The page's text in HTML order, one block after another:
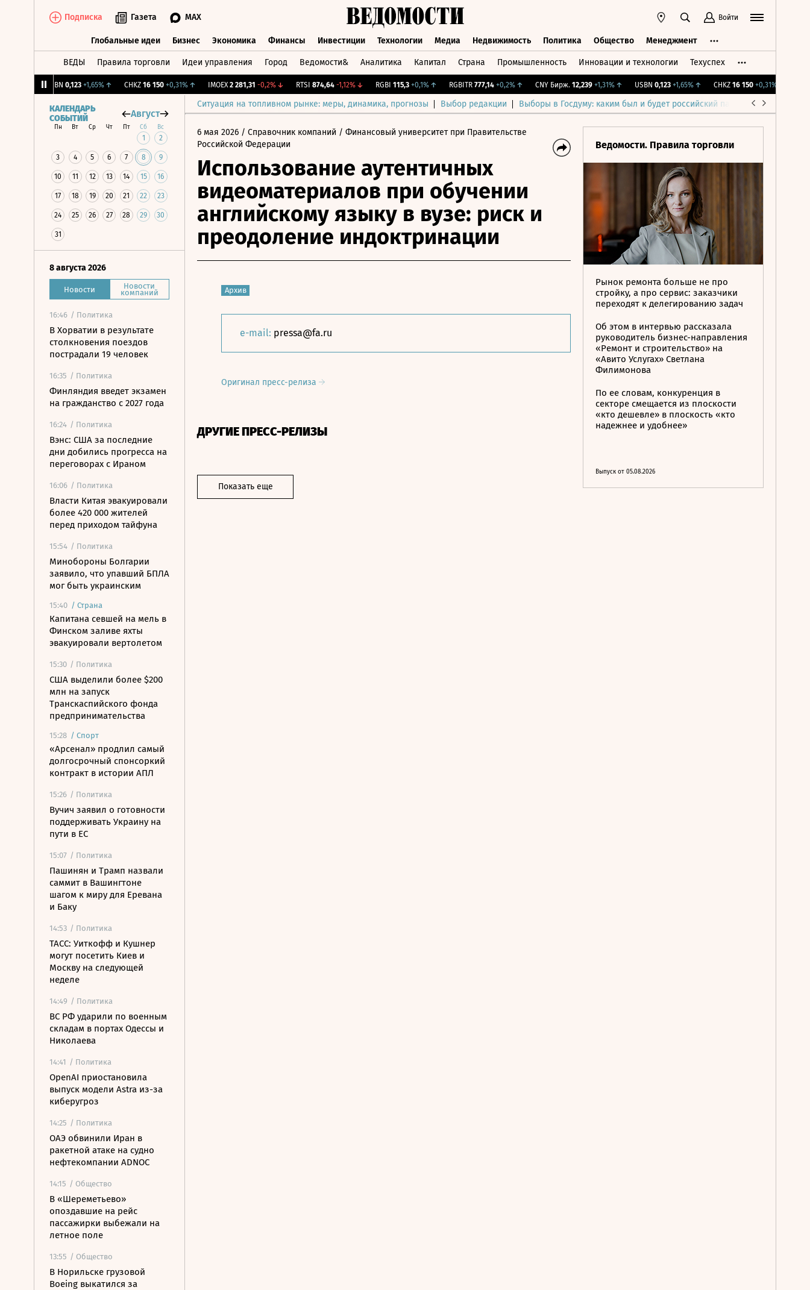
Подписка Газета MAX Войти
Глобальные идеи Бизнес Экономика Финансы Инвестиции Технологии Медиа Недвижимость Политика Общество Менеджмент
ВЕДЫ Правила торговли Идеи управления Город Ведомости& Аналитика Капитал Страна Промышленность Инновации и технологии Техуспех
0,123 +1,65%↑ CHKZ 16 150 +0,31%↑ IMOEX 2 281,31 -0,2%↓ RTSI 874,64 -1,12%↓ RGBI 115,3 +0,1%↑ RGBITR 777,14 +0,2%↑ CNY Бирж. 12,239 +1,31%↑ USBN 0,123 +1,65%↑ CHKZ 16 150 +0,31%↑
Ситуация на топливном рынке: меры, динамика, прогнозы Выбор редакции Выборы в Госдуму: каким был и будет российский парламент
КАЛЕНДАРЬ
СОБЫТИЙ
Август
Пн Вт Ср Чт Пт Сб Вс
1 2
3 4 5 6 7 8 9
10 11 12 13 14 15 16
17 18 19 20 21 22 23
24 25 26 27 28 29 30
31
8 августа 2026
Новости Новости
компаний
16:46 / Политика
В Хорватии в результате
столкновения поездов
пострадали 19 человек
16:35 / Политика
Финляндия введет экзамен
на гражданство с 2027 года
16:24 / Политика
Вэнс: США за последние
дни добились прогресса на
переговорах с Ираном
16:06 / Политика
Власти Китая эвакуировали
более 420 000 жителей
перед приходом тайфуна
15:54 / Политика
Минобороны Болгарии
заявило, что упавший БПЛА
мог быть украинским
15:40 / Страна
Капитана севшей на мель в
Финском заливе яхты
эвакуировали вертолетом
15:30 / Политика
США выделили более $200
млн на запуск
Транскаспийского фонда
предпринимательства
15:28 / Спорт
«Арсенал» продлил самый
долгосрочный спонсоркий
контракт в истории АПЛ
15:26 / Политика
Вучич заявил о готовности
поддерживать Украину на
пути в ЕС
15:07 / Политика
Пашинян и Трамп назвали
саммит в Вашингтоне
шагом к миру для Еревана
и Баку
14:53 / Политика
ТАСС: Уиткофф и Кушнер
могут посетить Киев и
Москву на следующей
неделе
14:49 / Политика
ВС РФ ударили по военным
складам в портах Одессы и
Николаева
14:41 / Политика
OpenAI приостановила
выпуск модели Astra из-за
киберугроз
14:25 / Политика
ОАЭ обвинили Иран в
ракетной атаке на судно
нефтекомпании ADNOC
14:15 / Общество
В «Шереметьево»
опоздавшие на рейс
пассажирки выбежали на
летное поле
13:55 / Общество
В Норильске грузовой
Boeing выкатился за
6 мая 2026 / Справочник компаний / Финансовый университет при Правительстве
Российской Федерации
Использование аутентичных
видеоматериалов при обучении
английскому языку в вузе: риск и
преодоление индоктринации
Архив
e-mail: pressa@fa.ru
Оригинал пресс-релиза
ДРУГИЕ ПРЕСС-РЕЛИЗЫ
Показать еще
Ведомости. Правила торговли
Рынок ремонта больше не про
стройку, а про сервис: заказчики
переходят к делегированию задач
Об этом в интервью рассказала
руководитель бизнес-направления
«Ремонт и строительство» на
«Авито Услугах» Светлана
Филимонова
По ее словам, конкуренция в
секторе смещается из плоскости
«кто дешевле» в плоскость «кто
надежнее и удобнее»
Выпуск от 05.08.2026